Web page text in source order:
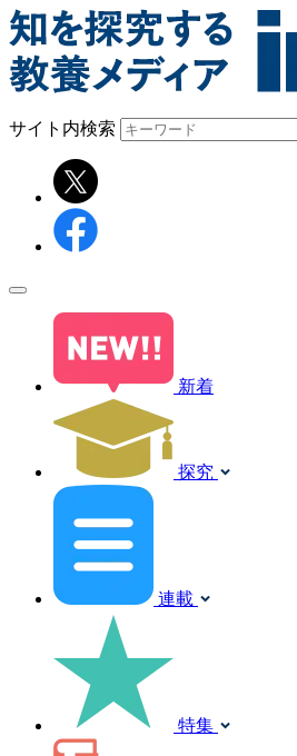
サイト内検索
新着
探究
連載
特集